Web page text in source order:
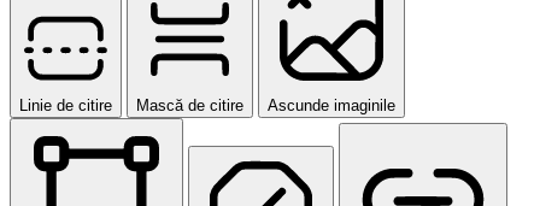
Linie de citire Mască de citire Ascunde imaginile